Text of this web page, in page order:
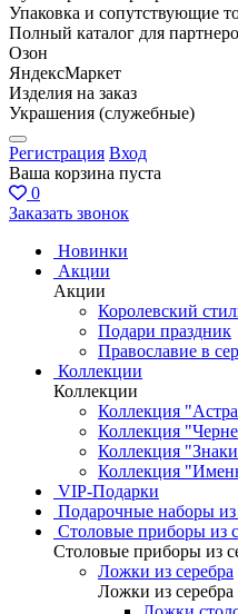
Упаковка и сопутствующие
Полный каталог для
Озон
ЯндексМаркет
Изделия на заказ
Украшения (служебные)
Регистрация Вход
Ваша корзина пуста
0
Заказать звонок
Новинки
Акции
Акции
Королевский
Подари праздник
Православие в
Коллекции
Коллекции
Коллекция
Коллекция
Коллекция
Коллекция
VIP-Подарки
Подарочные наборы из
Столовые приборы из
Столовые приборы из
Ложки из серебра
Ложки из серебра